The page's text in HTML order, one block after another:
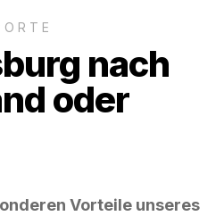
nach
oder
Vorteile unseres